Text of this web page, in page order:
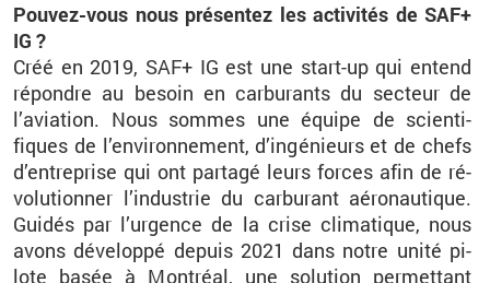
Pou­vez-vous nous pré­sen­tez les ac­ti­vi­tés de SAF+
IG ?
Créé en 2019, SAF+ IG est une start-up qui en­tend
ré­pondre au be­soin en car­bu­rants du sec­teur de
l’avia­tion. Nous sommes une équipe de scien­ti­
fiques de l’en­vi­ron­ne­ment, d’in­gé­nieurs et de chefs
d’en­tre­prise qui ont par­tagé leurs forces afin de ré­
vo­lu­tion­ner l’in­dus­trie du car­bu­rant aé­ro­nau­tique.
Gui­dés par l’ur­gence de la crise cli­ma­tique, nous
avons dé­ve­loppé de­puis 2021 dans notre unité pi­
lote basée à Mont­réal, une so­lu­tion per­met­tant